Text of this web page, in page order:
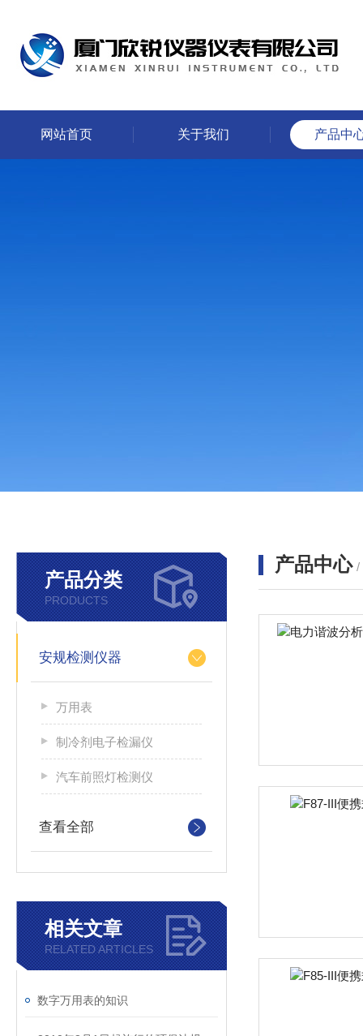
网站首页 关于我们 产品中
产品分类
PRODUCTS
安规检测仪器
万用表
制冷剂电子检漏仪
汽车前照灯检测仪
查看全部
相关文章
RELATED ARTICLES
数字万用表的知识
产品中心 /